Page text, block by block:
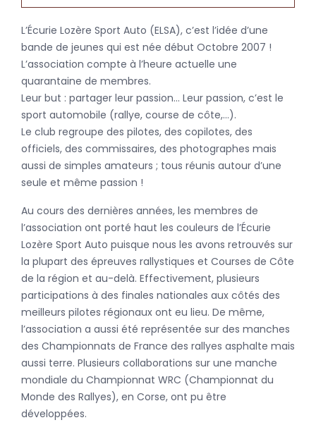
L’Écurie Lozère Sport Auto (ELSA), c’est l’idée d’une
bande de jeunes qui est née début Octobre 2007 !
L’association compte à l’heure actuelle une
quarantaine de membres.
Leur but : partager leur passion… Leur passion, c’est le
sport automobile (rallye, course de côte,…).
Le club regroupe des pilotes, des copilotes, des
officiels, des commissaires, des photographes mais
aussi de simples amateurs ; tous réunis autour d’une
seule et même passion !
Au cours des dernières années, les membres de
l’association ont porté haut les couleurs de l’Écurie
Lozère Sport Auto puisque nous les avons retrouvés sur
la plupart des épreuves rallystiques et Courses de Côte
de la région et au-delà. Effectivement, plusieurs
participations à des finales nationales aux côtés des
meilleurs pilotes régionaux ont eu lieu. De même,
l’association a aussi été représentée sur des manches
des Championnats de France des rallyes asphalte mais
aussi terre. Plusieurs collaborations sur une manche
mondiale du Championnat WRC (Championnat du
Monde des Rallyes), en Corse, ont pu être
développées.